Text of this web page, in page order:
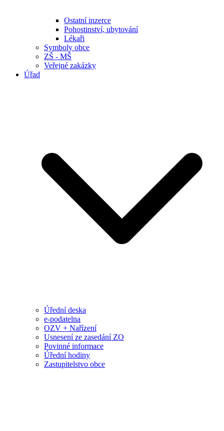
Ostatní inzerce
Pohostinství, ubytování
Lékaři
Symboly obce
ZŠ - MŠ
Veřejné zakázky
Úřad
Úřední deska
e-podatelna
OZV + Nařízení
Usnesení ze zasedání ZO
Povinné informace
Úřední hodiny
Zastupitelstvo obce